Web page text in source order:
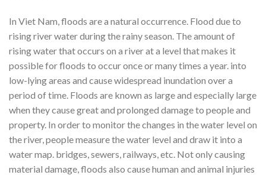
In Viet Nam, floods are a natural occurrence. Flood due to
rising river water during the rainy season. The amount of
rising water that occurs on a river at a level that makes it
possible for floods to occur once or many times a year. into
low-lying areas and cause widespread inundation over a
period of time. Floods are known as large and especially large
when they cause great and prolonged damage to people and
property. In order to monitor the changes in the water level on
the river, people measure the water level and draw it into a
water map. bridges, sewers, railways, etc. Not only causing
material damage, floods also cause human and animal injuries